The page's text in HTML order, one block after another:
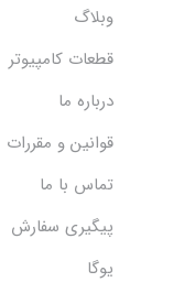
وبلاگ
قطعات کامپیوتر
درباره ما
قوانین و مقررات
تماس با ما
پیگیری سفارش
یوگا